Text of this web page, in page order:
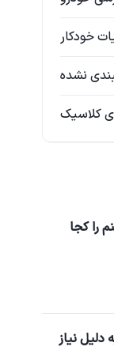
خودکار
نشده
کلاسیک
را کجا
نیاز